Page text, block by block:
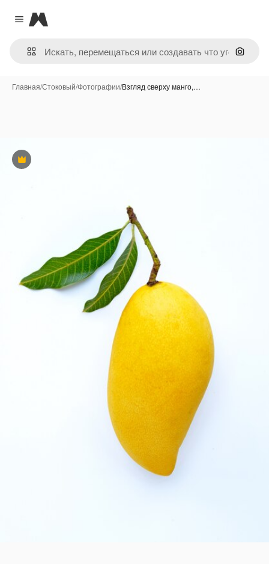
Close menu
Magnific
Поиск
Главная/Стоковый/Фотографии/Взгляд сверху манго,…
Премиум